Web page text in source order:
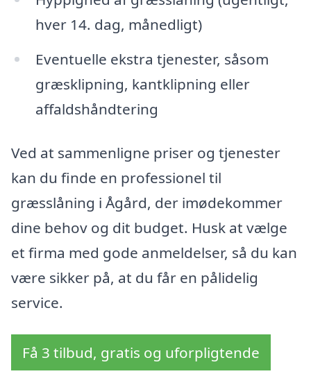
hver 14. dag, månedligt)
Eventuelle ekstra tjenester, såsom
græsklipning, kantklipning eller
affaldshåndtering
Ved at sammenligne priser og tjenester
kan du finde en professionel til
græsslåning i Ågård, der imødekommer
dine behov og dit budget. Husk at vælge
et firma med gode anmeldelser, så du kan
være sikker på, at du får en pålidelig
service.
Få 3 tilbud, gratis og uforpligtende